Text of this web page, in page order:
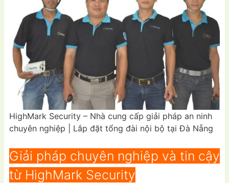
HighMark Security – Nhà cung cấp giải pháp an ninh
chuyên nghiệp | Lắp đặt tổng đài nội bộ tại Đà Nẵng
Giải pháp chuyên nghiệp và tin cậy
từ HighMark Security